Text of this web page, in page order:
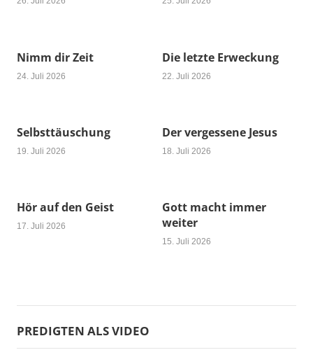
Nimm dir Zeit
24. Juli 2026
Die letzte Erweckung
22. Juli 2026
Selbsttäuschung
19. Juli 2026
Der vergessene Jesus
18. Juli 2026
Hör auf den Geist
17. Juli 2026
Gott macht immer
weiter
15. Juli 2026
PREDIGTEN ALS VIDEO